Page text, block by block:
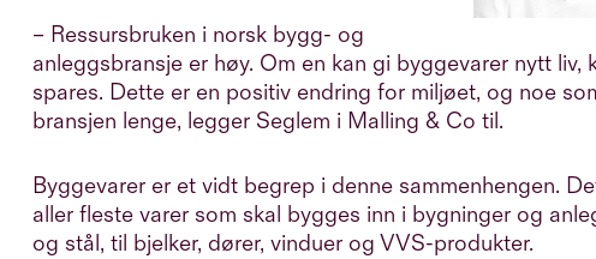
– Ressursbruken i norsk bygg- og
anleggsbransje er høy. Om en kan gi byggevarer nytt liv,
spares. Dette er en positiv endring for miljøet, og noe
bransjen lenge, legger Seglem i Malling & Co til.
Byggevarer er et vidt begrep i denne sammenhengen.
aller fleste varer som skal bygges inn i bygninger og
og stål, til bjelker, dører, vinduer og VVS-produkter.